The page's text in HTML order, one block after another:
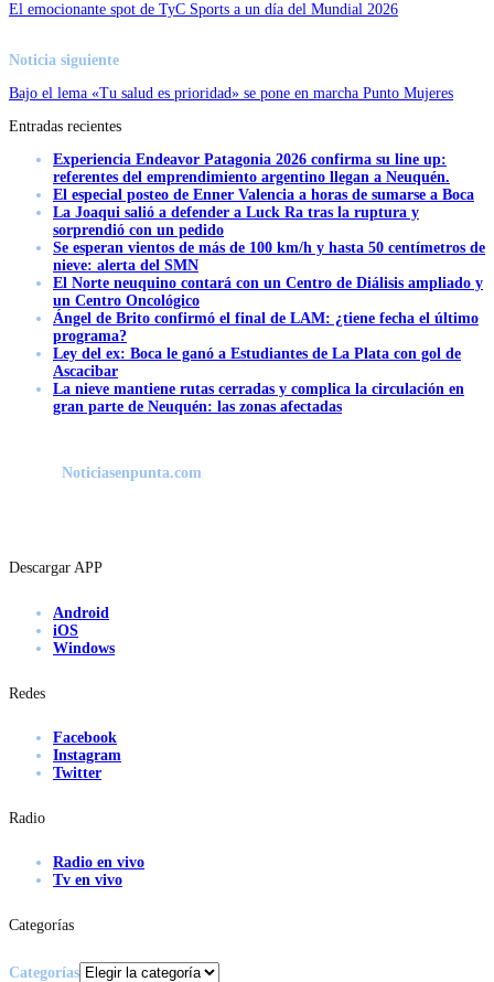
El emocionante spot de TyC Sports a un día del Mundial 2026
Noticia siguiente
Bajo el lema «Tu salud es prioridad» se pone en marcha Punto Mujeres
Entradas recientes
Experiencia Endeavor Patagonia 2026 confirma su line up:
referentes del emprendimiento argentino llegan a Neuquén.
El especial posteo de Enner Valencia a horas de sumarse a Boca
La Joaqui salió a defender a Luck Ra tras la ruptura y
sorprendió con un pedido
Se esperan vientos de más de 100 km/h y hasta 50 centímetros de
nieve: alerta del SMN
El Norte neuquino contará con un Centro de Diálisis ampliado y
un Centro Oncológico
Ángel de Brito confirmó el final de LAM: ¿tiene fecha el último
programa?
Ley del ex: Boca le ganó a Estudiantes de La Plata con gol de
Ascacibar
La nieve mantiene rutas cerradas y complica la circulación en
gran parte de Neuquén: las zonas afectadas
Noticiasenpunta.com
Descargar APP
Android
iOS
Windows
Redes
Facebook
Instagram
Twitter
Radio
Radio en vivo
Tv en vivo
Categorías
Categorías